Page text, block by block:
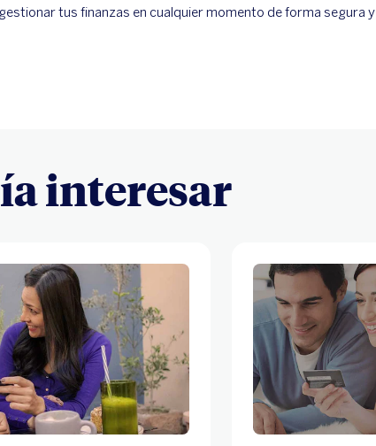
tus finanzas en cualquier momento de forma segura y
interesar